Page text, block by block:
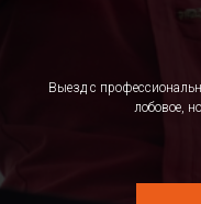
Выезд с
лобовое,